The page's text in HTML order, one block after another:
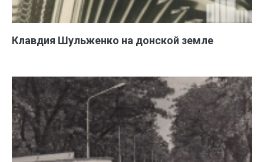
Клавдия Шульженко на донской земле